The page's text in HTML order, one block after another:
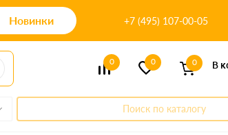
Новинки +7 (495) 107-00-05
0 0 0 В
Поиск по каталогу